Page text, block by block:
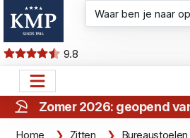
9.8
Zomer 2026: geopend
Home Zitten Bureaustoelen